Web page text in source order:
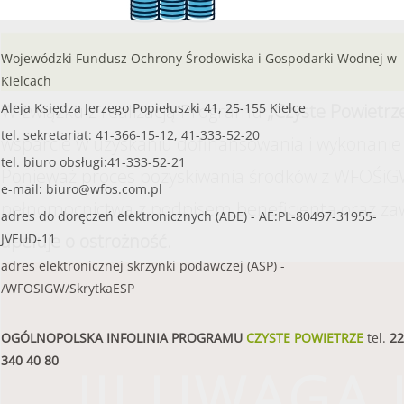
W związku z realizacją Programu„Czyste
wsparcie w uzyskaniu dofinansowania i
Ponieważ proces pozyskiwania środków z
pełnomocnictwa z podpisem beneficjenta oraz
apeluje o ostrożność.
Wojewódzki Fundusz Ochrony Środowiska i Gospodarki Wodnej w
Kielcach
Aleja Księdza Jerzego Popiełuszki 41, 25-155 Kielce
tel. sekretariat: 41-366-15-12, 41-333-52-20
tel. biuro obsługi:41-333-52-21
e-mail: biuro@wfos.com.pl
adres do doręczeń elektronicznych (ADE) - AE:PL-80497-31955-
JVEUD-11
adres elektronicznej skrzynki podawczej (ASP) -
/WFOSIGW/SkrytkaESP
OGÓLNOPOLSKA INFOLINIA PROGRAMUCZYSTE POWIETRZEtel. 22
340 40 80